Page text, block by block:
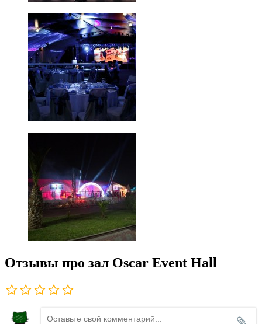
Отзывы про зал Oscar Event Hall